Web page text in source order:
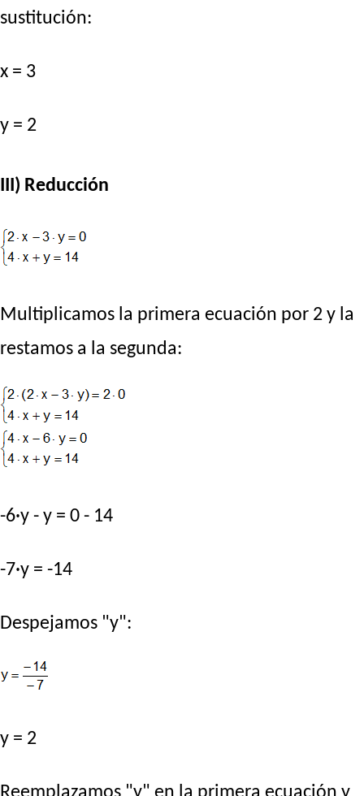
sustitución:
x = 3
y = 2
III) Reducción
Multiplicamos la primera ecuación por 2 y la
restamos a la segunda:
-6·y - y = 0 - 14
-7·y = -14
Despejamos "y":
y = 2